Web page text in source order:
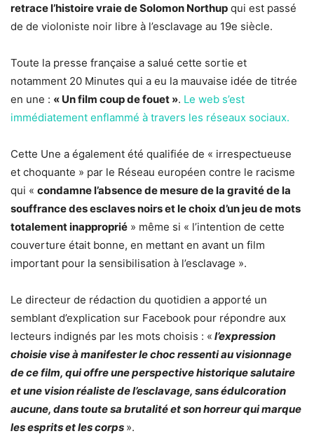
retrace l’histoire vraie de Solomon Northup qui est passé
de de violoniste noir libre à l’esclavage au 19e siècle.
Toute la presse française a salué cette sortie et
notamment 20 Minutes qui a eu la mauvaise idée de titrée
en une : « Un film coup de fouet ». Le web s’est
immédiatement enflammé à travers les réseaux sociaux.
Cette Une a également été qualifiée de « irrespectueuse
et choquante » par le Réseau européen contre le racisme
qui « condamne l’absence de mesure de la gravité de la
souffrance des esclaves noirs et le choix d’un jeu de mots
totalement inapproprié » même si « l’intention de cette
couverture était bonne, en mettant en avant un film
important pour la sensibilisation à l’esclavage ».
Le directeur de rédaction du quotidien a apporté un
semblant d’explication sur Facebook pour répondre aux
lecteurs indignés par les mots choisis : « l’expression
choisie vise à manifester le choc ressenti au visionnage
de ce film, qui offre une perspective historique salutaire
et une vision réaliste de l’esclavage, sans édulcoration
aucune, dans toute sa brutalité et son horreur qui marque
les esprits et les corps ».